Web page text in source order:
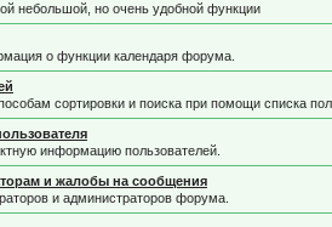
небольшой, но очень удобной функции
о функции календаря форума.
сортировки и поиска при помощи списка
информацию пользователей.
и жалобы на сообщения
и администраторов форума.